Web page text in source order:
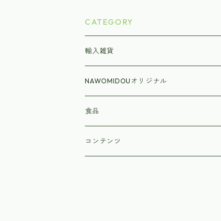
CATEGORY
輸入雑貨
NAWOMIDOUオリジナル
食品
ラーメン
コンテンツ